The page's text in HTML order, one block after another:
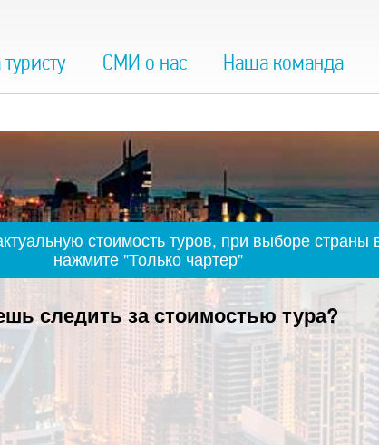
СМИ о нас Наша команда
стоимость туров, при выборе страны
нажмите "Только чартер"
следить за стоимостью тура?